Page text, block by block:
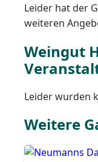
Leider hat der
weiteren
Weingut
Leider wurden
Weitere